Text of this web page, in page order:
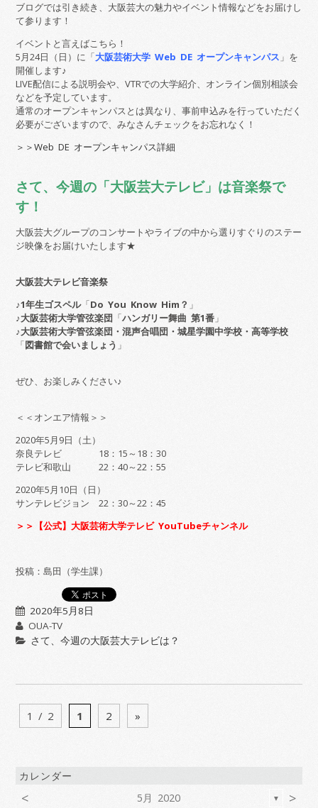
ブログでは引き続き、大阪芸大の魅力やイベント情報などをお届けし
て参ります！
イベントと言えばこちら！
5月24日（日）に「大阪芸術大学 Web DE オープンキャンパス 」を
開催します♪
LIVE配信による説明会や、VTRでの大学紹介、オンライン個別相談会
などを予定しています。
通常のオープンキャンパスとは異なり、事前申込みを行っていただく
必要がございますので、みなさんチェックをお忘れなく！
＞＞Web DE オープンキャンパス詳細
さて、今週の「大阪芸大テレビ」は音楽祭で
す！
大阪芸大グループのコンサートやライブの中から選りすぐりのステー
ジ映像をお届けいたします★
大阪芸大テレビ音楽祭
♪1年生ゴスペル「Do You Know Him？ 」
♪大阪芸術大学管弦楽団 「ハンガリー舞曲 第1番 」
♪大阪芸術大学管弦楽団・混声合唱団・城星学園中学校・高等学校
「図書館で会いましょう 」
ぜひ、お楽しみください♪
＜＜オンエア情報＞＞
2020年5月9日（土）
奈良テレビ 18：15～18：30
テレビ和歌山 22：40～22：55
2020年5月10日（日）
サンテレビジョン 22：30～22：45
＞＞【公式】大阪芸術大学テレビ YouTubeチャンネル
投稿：島田（学生課）
2020年5月8日
OUA-TV
さて、今週の大阪芸大テレビは？
1 / 2 1 2 »
カレンダー
< 5月 2020 ▼ >